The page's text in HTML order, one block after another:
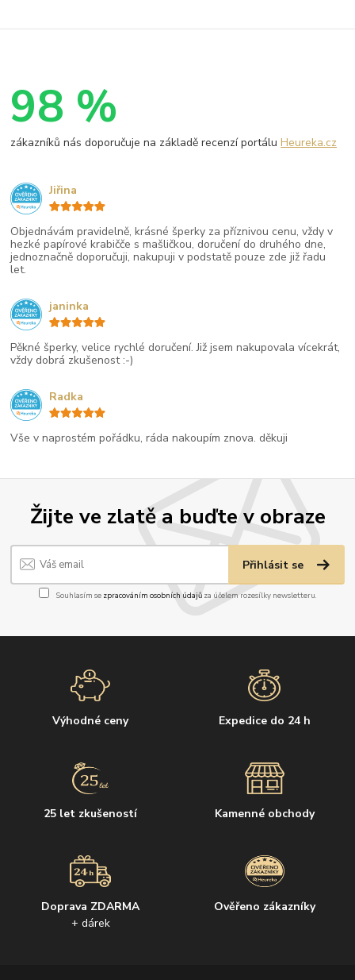
Žijte ve zlatě a buďte v obraze
Přihlásit se
Souhlasím se zpracováním osobních údajůza účelem rozesílky newsletteru.
Výhodné ceny Expedice do 24 h
25 let zkušeností Kamenné obchody
Doprava ZDARMA
+ dárek
Ověřeno zákazníky
98 %
zákazníků nás doporučuje na základě recenzí portáluHeureka.cz
Objednávám pravidelně, krásné šperky za příznivou cenu, vždy v
hezké papírové krabičče s mašličkou, doručení do druhého dne,
jednoznačně doporučuji, nakupuji v podstatě pouze zde již řadu
let.
Jiřina
Pěkné šperky, velice rychlé doručení. Již jsem nakupovala vícekrát,
vždy dobrá zkušenost :-)
janinka
Vše v naprostém pořádku, ráda nakoupím znova. děkuji
Radka